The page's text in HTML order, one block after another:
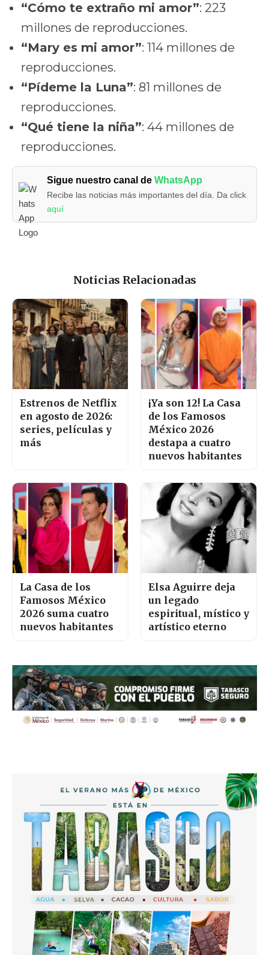
“Cómo te extraño mi amor”: 223
millones de reproducciones.
“Mary es mi amor”: 114 millones de
reproducciones.
“Pídeme la Luna”: 81 millones de
reproducciones.
“Qué tiene la niña”: 44 millones de
reproducciones.
Sigue nuestro canal deWhatsApp
Recibe las noticias más importantes del día. Da click
aquí
Noticias Relacionadas
Estrenos de Netflix
en agosto de 2026:
series, películas y
más
¡Ya son 12! La Casa
de los Famosos
México 2026
destapa a cuatro
nuevos habitantes
La Casa de los
Famosos México
2026 suma cuatro
nuevos habitantes
Elsa Aguirre deja
un legado
espiritual, místico y
artístico eterno